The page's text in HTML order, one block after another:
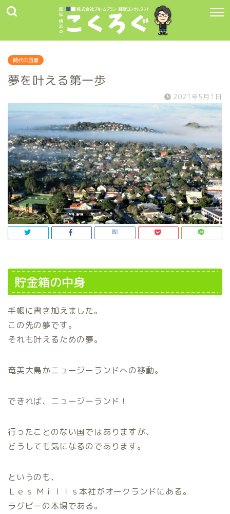
時代の風景
夢を叶える第一歩
2021年5月1日
貯金箱の中身
手帳に書き加えました。
この先の夢です。
それも叶えるための夢。
奄美大島かニュージーランドへの移動。
できれば、ニュージーランド！
行ったことのない国ではありますが、
どうしても気になるのであります。
というのも、
Ｌｅｓ Ｍｉｌｌｓ本社がオークランドにある。
ラグビーの本場である。